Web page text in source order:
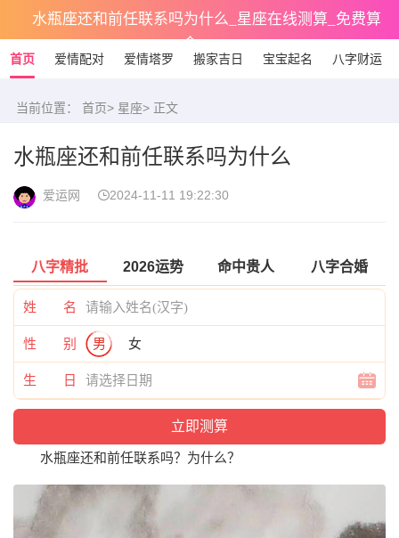
水瓶座还和前任联系吗为什么_星座在线测算_免费算
命
首页 爱情配对 爱情塔罗 搬家吉日 宝宝起名 八字财运
当前位置： 首页> 星座> 正文
水瓶座还和前任联系吗为什么
爱运网 2024-11-11 19:22:30
八字精批 2026运势 命中贵人 八字合婚
姓 名
性 别 男 女
生 日
水瓶座还和前任联系吗？为什么？